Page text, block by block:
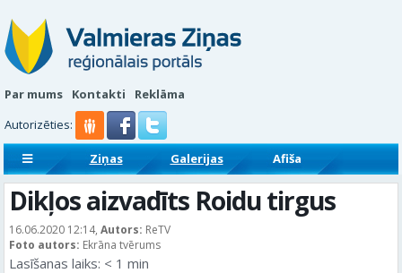
Par mums Kontakti
Reklāma
Autorizēties:
Ziņas Galerijas
Afiša
Sludinājumi
Reklāmraksti
Dikļos aizvadīts Roidu tirgus
16.06.2020 12:14, Autors: ReTV
Foto autors: Ekrāna tvērums
Lasīšanas laiks: < 1 min